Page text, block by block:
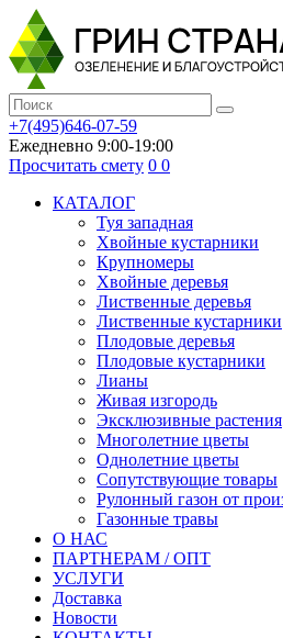
+7(495)646-07-59
Ежедневно 9:00-19:00
Просчитать смету 0 0
КАТАЛОГ
Туя западная
Хвойные кустарники
Крупномеры
Хвойные деревья
Лиственные деревья
Лиственные кустарники
Плодовые деревья
Плодовые кустарники
Лианы
Живая изгородь
Эксклюзивные растения
Многолетние цветы
Однолетние цветы
Сопутствующие товары
Рулонный газон от
Газонные травы
О НАС
ПАРТНЕРАМ / ОПТ
УСЛУГИ
Доставка
Новости